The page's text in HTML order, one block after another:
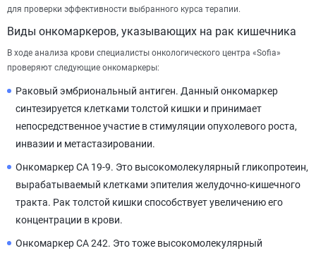
для проверки эффективности выбранного курса терапии.
Виды онкомаркеров, указывающих на рак кишечника
В ходе анализа крови специалисты онкологического центра «Sofia»
проверяют следующие онкомаркеры:
Раковый эмбриональный антиген. Данный онкомаркер
синтезируется клетками толстой кишки и принимает
непосредственное участие в стимуляции опухолевого роста,
инвазии и метастазировании.
Онкомаркер СА 19-9. Это высокомолекулярный гликопротеин,
вырабатываемый клетками эпителия желудочно-кишечного
тракта. Рак толстой кишки способствует увеличению его
концентрации в крови.
Онкомаркер CA 242. Это тоже высокомолекулярный